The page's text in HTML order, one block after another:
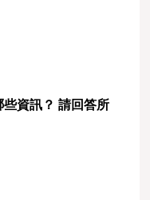
資訊？ 請回答所